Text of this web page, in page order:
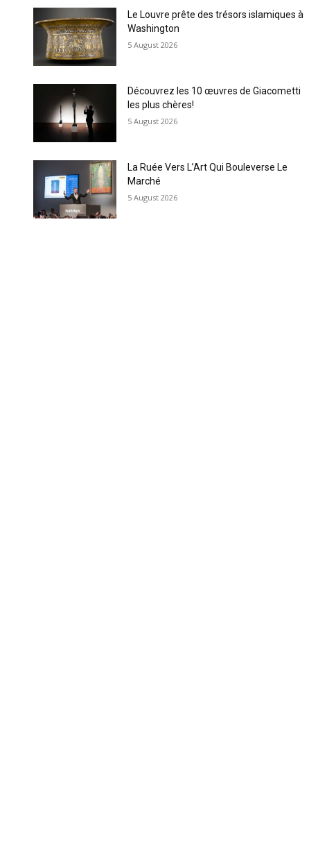
Le Louvre prête des trésors islamiques à
Washington
5 August 2026
Découvrez les 10 œuvres de Giacometti
les plus chères!
5 August 2026
La Ruée Vers L’Art Qui Bouleverse Le
Marché
5 August 2026